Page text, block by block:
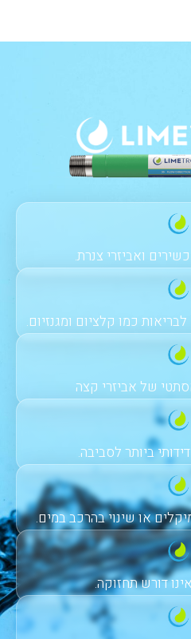
ואביזרי צנרת.
כמו קלציום ומגנזיום.
של אביזרי קצה
ביותר לסביבה.
או שינוי בהרכב במים.
דורש תחזוקה.